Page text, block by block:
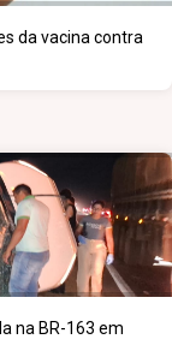
da vacina contra
na BR-163 em